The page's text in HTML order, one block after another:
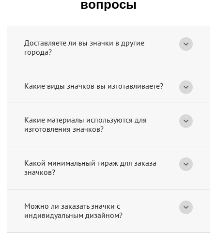
вопросы
Доставляете ли вы значки в другие
города?
Какие виды значков вы изготавливаете?
Какие материалы используются для
изготовления значков?
Какой минимальный тираж для заказа
значков?
Можно ли заказать значки с
индивидуальным дизайном?